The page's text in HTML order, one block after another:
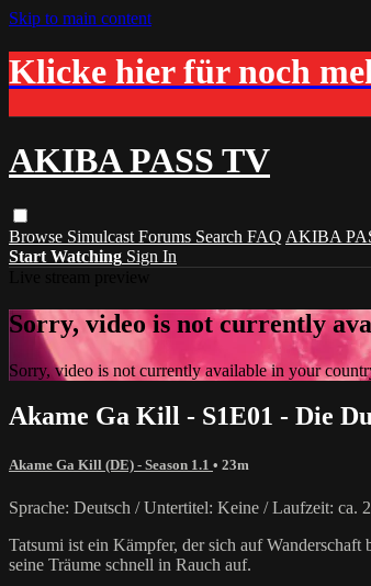
Skip to main content
Klicke hier für noch
AKIBA PASS TV
Browse Simulcast Forums Search FAQ AKIBA
Start Watching Sign In
Sorry, video is not currently
Sorry, video is not currently available in your
Akame Ga Kill - S1E01 - Die
Akame Ga Kill (DE) - Season 1.1 • 23m
Sprache: Deutsch / Untertitel: Keine / Laufzeit: ca.
Tatsumi ist ein Kämpfer, der sich auf
seine Träume schnell in Rauch auf.